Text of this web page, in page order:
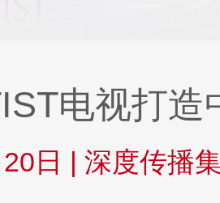
电视打造
日 | 深度传播